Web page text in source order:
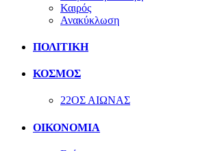
Καιρός
Ανακύκλωση
ΠΟΛΙΤΙΚΗ
ΚΟΣΜΟΣ
22ΟΣ ΑΙΩΝΑΣ
ΟΙΚΟΝΟΜΙΑ